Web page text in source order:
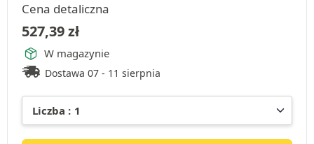
Cena detaliczna
527,39zł
W magazynie
Dostawa 07 - 11 sierpnia